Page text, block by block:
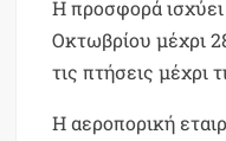
Η προσφορά ισχύει
Οκτωβρίου μέχρι
τις πτήσεις μέχρι
Η αεροπορική